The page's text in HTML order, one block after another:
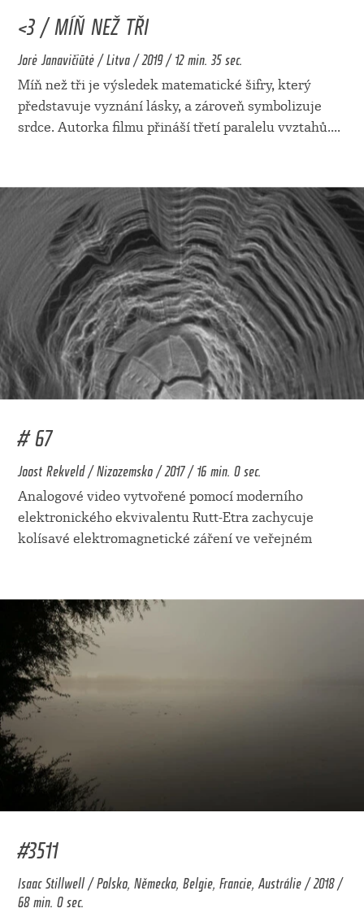
<3 / MÍŇ NEŽ TŘI
Jorė Janavičiūtė / Litva / 2019 / 12 min. 35 sec.
Míň než tři je výsledek matematické šifry, který
představuje vyznání lásky, a zároveň symbolizuje
srdce. Autorka filmu přináší třetí paralelu vvztahů....
# 67
Joost Rekveld / Nizozemsko / 2017 / 16 min. 0 sec.
Analogové video vytvořené pomocí moderního
elektronického ekvivalentu Rutt-Etra zachycuje
kolísavé elektromagnetické záření ve veřejném
#3511
Isaac Stillwell / Polsko, Německo, Belgie, Francie, Austrálie / 2018 /
68 min. 0 sec.